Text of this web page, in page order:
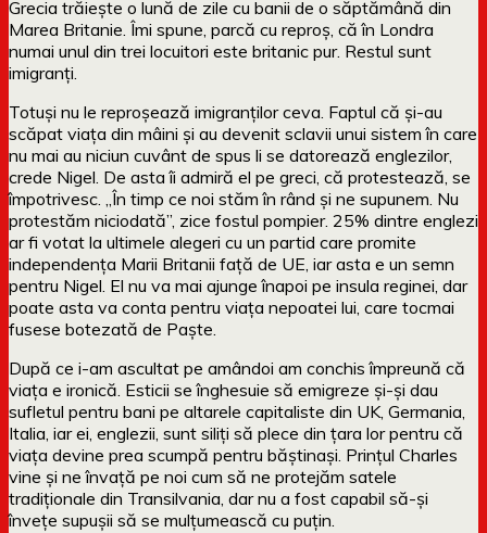
Grecia trăiește o lună de zile cu banii de o săptămână din
Marea Britanie. Îmi spune, parcă cu reproș, că în Londra
numai unul din trei locuitori este britanic pur. Restul sunt
imigranți.
Totuși nu le reproșează imigranților ceva. Faptul că și-au
scăpat viața din mâini și au devenit sclavii unui sistem în care
nu mai au niciun cuvânt de spus li se datorează englezilor,
crede Nigel. De asta îi admiră el pe greci, că protestează, se
împotrivesc. „În timp ce noi stăm în rând și ne supunem. Nu
protestăm niciodată”, zice fostul pompier. 25% dintre englezi
ar fi votat la ultimele alegeri cu un partid care promite
independența Marii Britanii față de UE, iar asta e un semn
pentru Nigel. El nu va mai ajunge înapoi pe insula reginei, dar
poate asta va conta pentru viața nepoatei lui, care tocmai
fusese botezată de Paște.
După ce i-am ascultat pe amândoi am conchis împreună că
viața e ironică. Esticii se înghesuie să emigreze și-și dau
sufletul pentru bani pe altarele capitaliste din UK, Germania,
Italia, iar ei, englezii, sunt siliți să plece din țara lor pentru că
viața devine prea scumpă pentru băștinași. Prințul Charles
vine și ne învață pe noi cum să ne protejăm satele
tradiționale din Transilvania, dar nu a fost capabil să-și
învețe supușii să se mulțumească cu puțin.